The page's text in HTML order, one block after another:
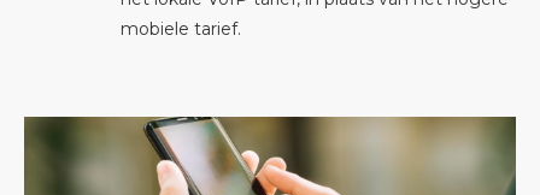
mobiele tarief.